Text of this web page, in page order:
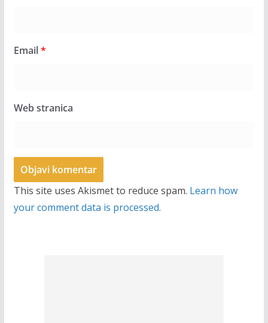
Email*
Web stranica
This site uses Akismet to reduce spam. Learn how
your comment data is processed.